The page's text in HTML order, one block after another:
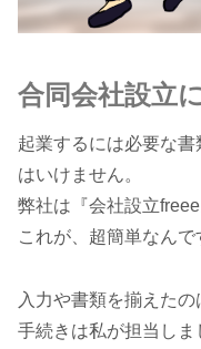
合同会社設立
起業するには必要な
はいけません。
弊社は『会社設立
これが、超簡単なんで
入力や書類を揃えた
手続きは私が担当しま